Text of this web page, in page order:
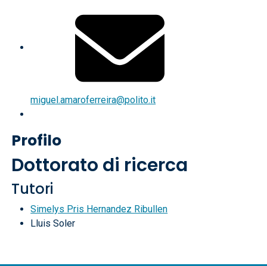
miguel.amaroferreira@polito.it
Profilo
Dottorato di ricerca
Tutori
Simelys Pris Hernandez Ribullen
Lluis Soler